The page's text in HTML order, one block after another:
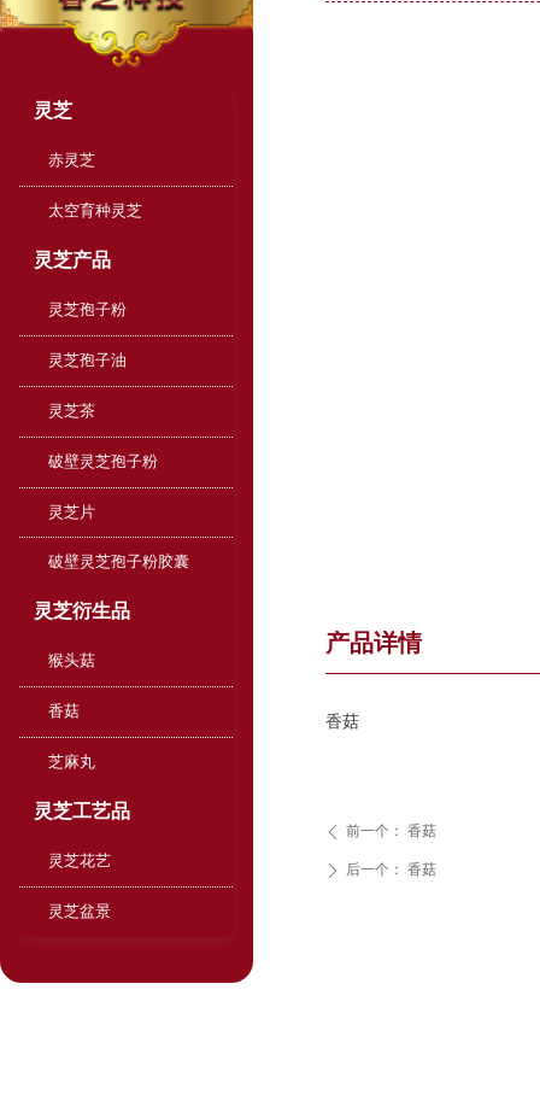
香菇
ꄴ 前一个： 香菇
ꄲ 后一个： 香菇
灵芝
赤灵芝
太空育种灵芝
灵芝产品
灵芝孢子粉
灵芝孢子油
灵芝茶
破壁灵芝孢子粉
灵芝片
破壁灵芝孢子粉胶囊
灵芝衍生品
猴头菇
香菇
芝麻丸
灵芝工艺品
灵芝花艺
灵芝盆景
产品详情